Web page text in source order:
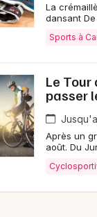
La
dansant
Sports à
Le Tour
passer
Après un
août. Du